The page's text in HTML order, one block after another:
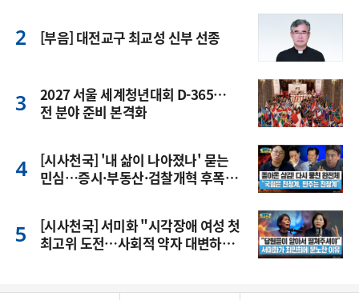
[부음] 대전교구 최교성 신부 선종
2027 서울 세계청년대회 D-365…
전 분야 준비 본격화
[시사천국] '내 삶이 나아졌나' 묻는
민심…증시·부동산·검찰개혁 후폭
[시사천국] 서미화 "시각장애 여성 첫
최고위 도전…사회적 약자 대변하겠